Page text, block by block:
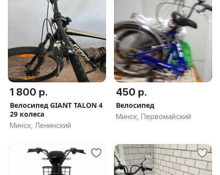
1 800 р.
Велосипед GIANT TALON 4
29 колеса
Минск, Ленинский
450 р.
Велосипед
Минск, Первомайский